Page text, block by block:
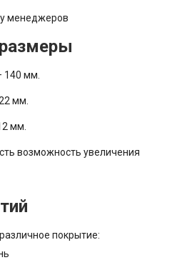
менеджеров
140 мм.
мм.
мм.
возможность увеличения
покрытие: